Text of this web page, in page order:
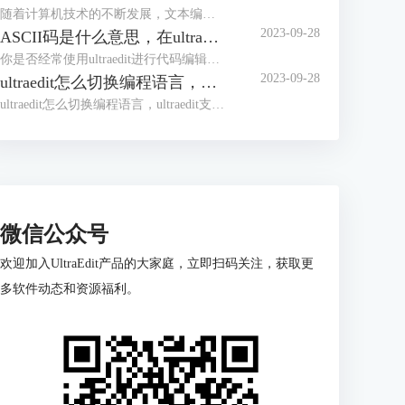
随着计算机技术的不断发展，文本编辑器成为程序员和开发人员的得力助手。而UltraEdit（UE）作为其中的佼佼者，为用户提供了丰富的功能和强大的工程项目管理能力。本文将深入探讨如何在UltraEdit中新建工程项目，以及UE如何高效管理工程项目文件。让我们一起来学习，为你的项目管理提供更多便捷和效率。
ASCII码是什么意思，在ultraedit如何找到ASCII码
你是否经常使用ultraedit进行代码编辑？或者你是否对“ASCII码是什么意思，在ultraedit如何找到ASCII码”这个问题产生过疑惑？本文将一一解答你的疑问，教你如何更高效地在ultraedit和UE编辑器中使用ASCII码。
2023-09-28
ultraedit怎么切换编程语言，ultraedit支持哪些编程语言
ultraedit怎么切换编程语言，ultraedit支持哪些编程语言——这不仅是新手经常提出的问题，也是许多编程老鸟都关心的话题。在本篇文章中，我们将一探究竟。
2023-09-28
微信公众号
欢迎加入UltraEdit产品的大家庭，立即扫码关注，获取更
多软件动态和资源福利。